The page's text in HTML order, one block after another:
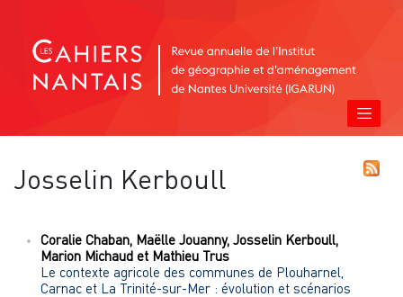
Josselin Kerboull
Coralie Chaban Maëlle Jouanny, Josselin Kerboull
Marion Michaud et Mathieu Trus
Le contexte agricole des communes de Plouharnel,
Carnac et La Trinité-sur-Mer : évolution et scénarios